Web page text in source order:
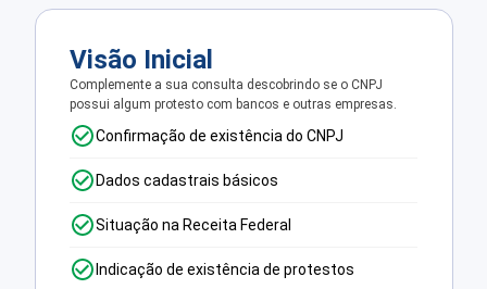
Visão Inicial
Complemente a sua consulta descobrindo se o CNPJ
possui algum protesto com bancos e outras empresas.
Confirmação de existência do CNPJ
Dados cadastrais básicos
Situação na Receita Federal
Indicação de existência de protestos